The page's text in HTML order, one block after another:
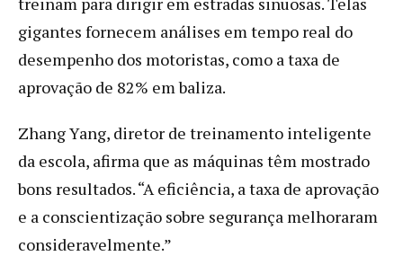
gigantes fornecem análises em tempo real do
desempenho dos motoristas, como a taxa de
aprovação de 82% em baliza.
Zhang Yang, diretor de treinamento inteligente
da escola, afirma que as máquinas têm mostrado
bons resultados. “A eficiência, a taxa de aprovação
e a conscientização sobre segurança melhoraram
consideravelmente.”